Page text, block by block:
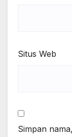
Situs Web
Simpan